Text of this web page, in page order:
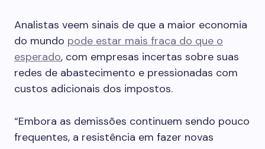
Analistas veem sinais de que a maior economia
do mundo pode estar mais fraca do que o
esperado, com empresas incertas sobre suas
redes de abastecimento e pressionadas com
custos adicionais dos impostos.
“Embora as demissões continuem sendo pouco
frequentes, a resistência em fazer novas